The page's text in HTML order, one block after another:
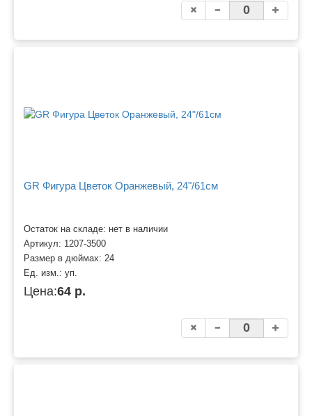
GR Фигура Цветок Оранжевый, 24"/61см
Остаток на складе: нет в наличии
Артикул: 1207-3500
Размер в дюймах: 24
Ед. изм.: уп.
Цена:64 р.